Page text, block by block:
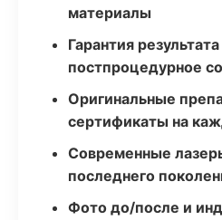
материалы
Гарантия результата
постпроцедурное
Оригинальные
сертификаты на
Современные
последнего
Фото до/после и